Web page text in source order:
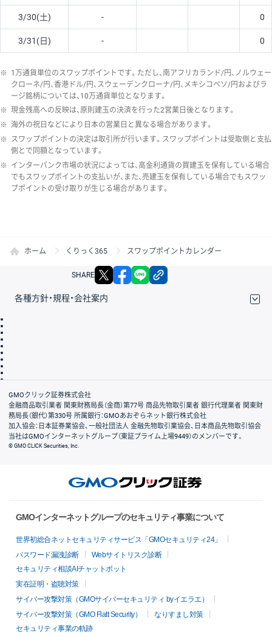
3/30(土) - 0
3/31(日) - 0
※ 1万通貨単位のスワップポイントです。ただし、南アフリカランド/円、ノルウェー
クローネ/円、香港ドル/円、スウェーデンクローナ/円、メキシコペソ/円およびラ
ージ銘柄については、10万通貨単位となります。
※ 現金残高への反映は、原則建玉の決済を行った2営業日後となります。
※ 海外の祝日などにより日本の営業日と異なる場合があります。
※ スワップポイントの決定は取引所が行います。スワップポイントは受取側と支払
側とで同額となっています。
※ インターバンク市場の状況によっては、高金利通貨の買建玉を保有している場合
でもスワップポイントの支払いが、また、売建玉を保有している場合でもスワッ
プポイントの受け取りが生じる場合があります。
ホーム くりっく365 スワップポイントカレンダー
SHARE X facebook
各種方針・規程・会社案内
会社案内
GMOクリック証券株式会社
金融商品取引業者 関東財務局長（金商）第77号 商品先物取引業者 銀行代理業者 関東財
務局長（銀代）第330号 所属銀行：GMOあおぞらネット銀行株式会社
加入協会：日本証券業協会、一般社団法人 金融先物取引業協会、日本商品先物取引協会
当社はGMOインターネットグループ（東証プライム上場9449）のメンバーです。
© GMO CLICK Securities, Inc.
GMOインターネットグループのセキュリティ事業について
世界初総合ネットセキュリティサービス「GMOセキュリティ24」
パスワード漏洩診断
Webサイトリスク診断
セキュリティ相談AIチャットボット
実在証明・盗聴対策
サイバー攻撃対策（GMOサイバーセキュリティ byイエラエ）
サイバー攻撃対策（GMO Flatt Security）
なりすまし対策
セキュリティ事業の軌跡